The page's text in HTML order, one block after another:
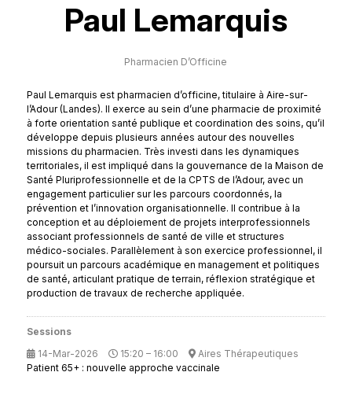
Paul Lemarquis
Pharmacien D’Officine
Paul Lemarquis est pharmacien d’officine, titulaire à Aire-sur-
l’Adour (Landes). Il exerce au sein d’une pharmacie de proximité
à forte orientation santé publique et coordination des soins, qu’il
développe depuis plusieurs années autour des nouvelles
missions du pharmacien. Très investi dans les dynamiques
territoriales, il est impliqué dans la gouvernance de la Maison de
Santé Pluriprofessionnelle et de la CPTS de l’Adour, avec un
engagement particulier sur les parcours coordonnés, la
prévention et l’innovation organisationnelle. Il contribue à la
conception et au déploiement de projets interprofessionnels
associant professionnels de santé de ville et structures
médico-sociales. Parallèlement à son exercice professionnel, il
poursuit un parcours académique en management et politiques
de santé, articulant pratique de terrain, réflexion stratégique et
production de travaux de recherche appliquée.
Sessions
14-Mar-2026
15:20 – 16:00
Aires Thérapeutiques
Patient 65+ : nouvelle approche vaccinale